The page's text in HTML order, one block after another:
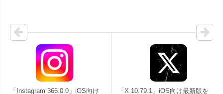
「Instagram 366.0.0」iOS向け
「X 10.79.1」iOS向け最新版を